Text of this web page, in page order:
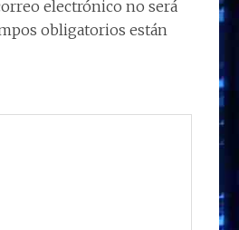
p
r
electrónico no será
obligatorios están